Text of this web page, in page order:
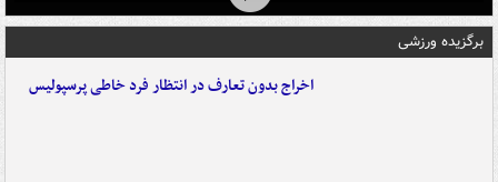
برگزیده ورزشی
اخراج بدون تعارف در انتظار فرد خاطی پرسپولیس